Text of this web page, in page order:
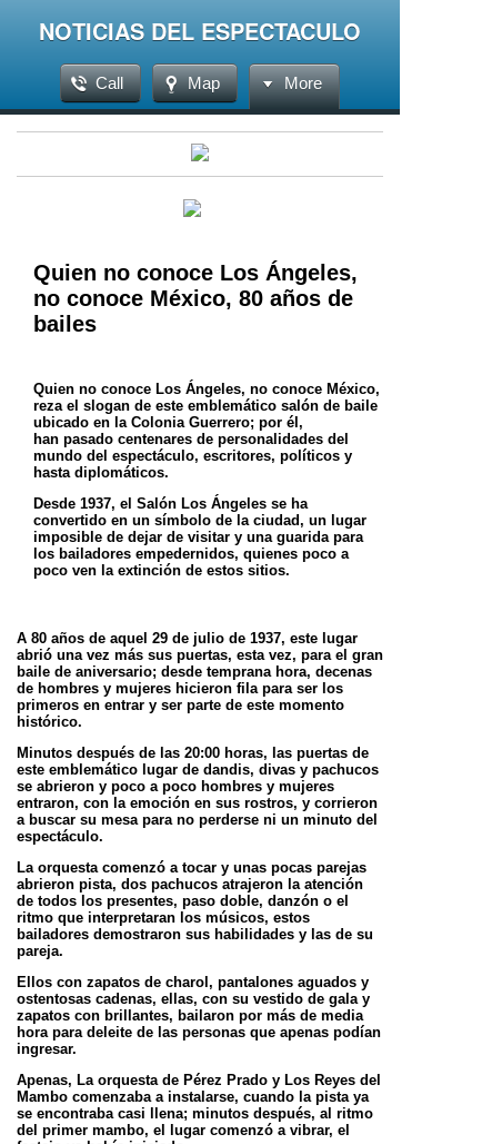
NOTICIAS DEL ESPECTACULO
Call Map More
Quien no conoce Los Ángeles,
no conoce México, 80 años de
bailes
Quien no conoce Los Ángeles, no conoce México,
reza el slogan de este emblemático salón de baile
ubicado en la Colonia Guerrero; por él,
han pasado centenares de personalidades del
mundo del espectáculo, escritores, políticos y
hasta diplomáticos.
Desde 1937, el Salón Los Ángeles se ha
convertido en un símbolo de la ciudad, un lugar
imposible de dejar de visitar y una guarida para
los bailadores empedernidos, quienes poco a
poco ven la extinción de estos sitios.
A 80 años de aquel 29 de julio de 1937, este lugar
abrió una vez más sus puertas, esta vez, para el gran
baile de aniversario; desde temprana hora, decenas
de hombres y mujeres hicieron fila para ser los
primeros en entrar y ser parte de este momento
histórico.
Minutos después de las 20:00 horas, las puertas de
este emblemático lugar de dandis, divas y pachucos
se abrieron y poco a poco hombres y mujeres
entraron, con la emoción en sus rostros, y corrieron
a buscar su mesa para no perderse ni un minuto del
espectáculo.
La orquesta comenzó a tocar y unas pocas parejas
abrieron pista, dos pachucos atrajeron la atención
de todos los presentes, paso doble, danzón o el
ritmo que interpretaran los músicos, estos
bailadores demostraron sus habilidades y las de su
pareja.
Ellos con zapatos de charol, pantalones aguados y
ostentosas cadenas, ellas, con su vestido de gala y
zapatos con brillantes, bailaron por más de media
hora para deleite de las personas que apenas podían
ingresar.
Apenas, La orquesta de Pérez Prado y Los Reyes del
Mambo comenzaba a instalarse, cuando la pista ya
se encontraba casi llena; minutos después, al ritmo
del primer mambo, el lugar comenzó a vibrar, el